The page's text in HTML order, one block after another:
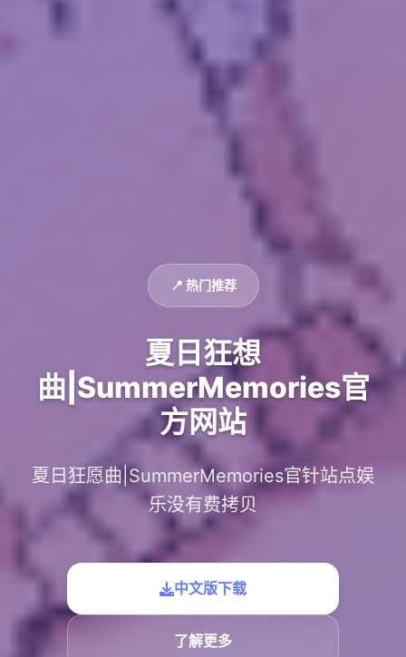
📍 热门推荐
夏日狂想
曲|SummerMemories官
方网站
夏日狂愿曲|SummerMemories官针站点娱
乐没有费拷贝
中文版下载
了解更多